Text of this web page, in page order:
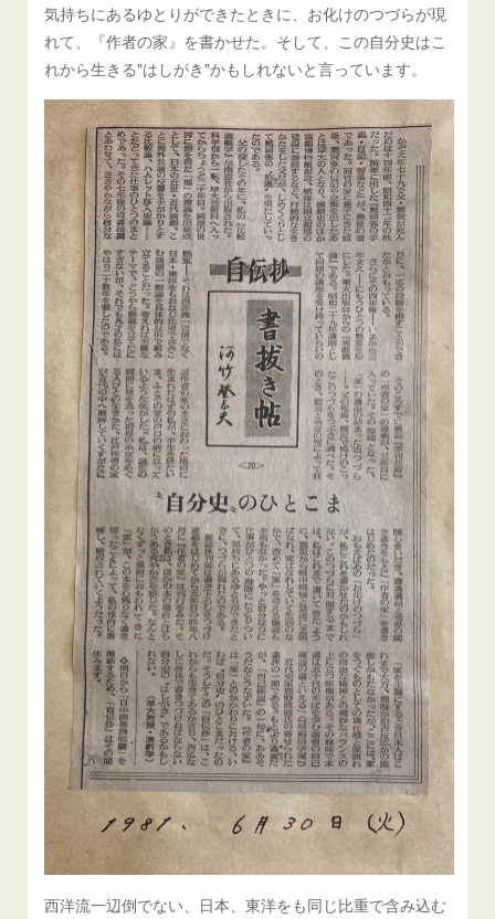
気持ちにあるゆとりができたときに、お化けのつづらが現
れて、『作者の家』を書かせた。そして、この自分史はこ
れから生きる"はしがき"かもしれないと言っています。
西洋流一辺倒でない、日本、東洋をも同じ比重で含み込む